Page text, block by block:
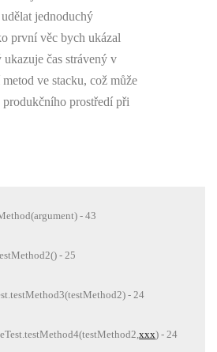
jednoduchý
první věc bych ukázal
čas strávený v
ve stacku, což může
prostředí při
- 43
- 25
- 24
xxx) - 24